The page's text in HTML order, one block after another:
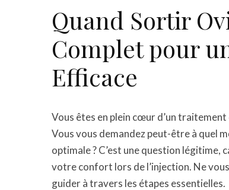
Quand Sortir
Complet pour
Efficace
Vous êtes en plein cœur d’un
Vous vous demandez peut-être à quel
optimale ? C’est une question
votre confort lors de l’injection. Ne
guider à travers les étapes essentielles.